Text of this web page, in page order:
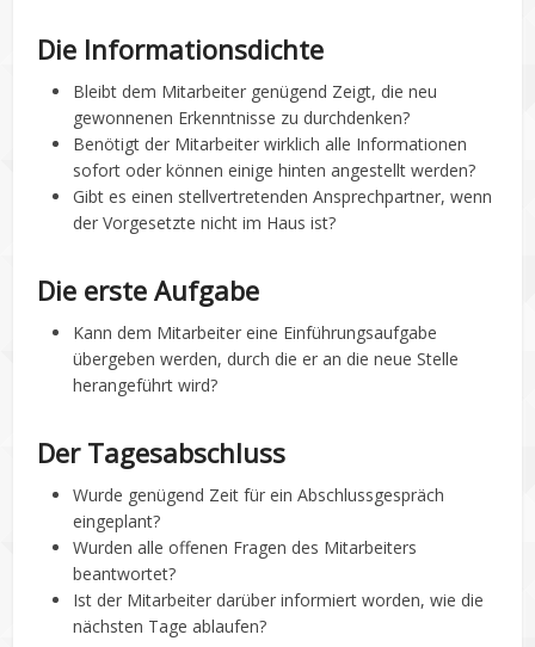
Die Informationsdichte
Bleibt dem Mitarbeiter genügend Zeigt, die neu
gewonnenen Erkenntnisse zu durchdenken?
Benötigt der Mitarbeiter wirklich alle Informationen
sofort oder können einige hinten angestellt werden?
Gibt es einen stellvertretenden Ansprechpartner, wenn
der Vorgesetzte nicht im Haus ist?
Die erste Aufgabe
Kann dem Mitarbeiter eine Einführungsaufgabe
übergeben werden, durch die er an die neue Stelle
herangeführt wird?
Der Tagesabschluss
Wurde genügend Zeit für ein Abschlussgespräch
eingeplant?
Wurden alle offenen Fragen des Mitarbeiters
beantwortet?
Ist der Mitarbeiter darüber informiert worden, wie die
nächsten Tage ablaufen?